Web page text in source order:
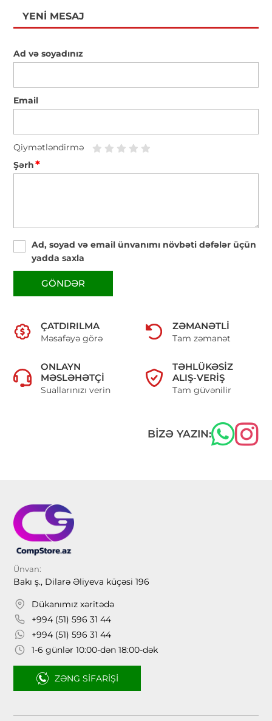
YENI MESAJ
Ad və soyadınız
Email
Qiymətləndirmə
Şərh*
Ad, soyad və email ünvanımı növbəti dəfələr üçün
yadda saxla
GÖNDƏR
ÇATDIRILMA
Məsafəyə görə
ZƏMANƏTLI
Tam zəmanət
ONLAYN
MƏSLƏHƏTÇI
Suallarınızı verin
TƏHLÜKƏSIZ
ALIŞ-VERIŞ
Tam güvənilir
BIZƏ YAZIN:
Ünvan:
Bakı ş., Dilarə Əliyeva küçəsi 196
Dükanımız xəritədə
+994 (51) 596 31 44
+994 (51) 596 31 44
1-6 günlər 10:00-dən 18:00-dək
ZƏNG SIFARIŞI